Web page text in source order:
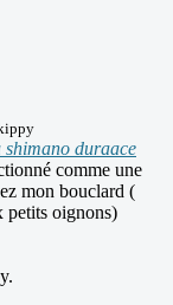
shimano duraace
comme une
mon bouclard (
petits oignons)
.